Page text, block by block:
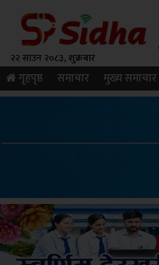
२२ साउन २०८३, शुक्रबार
गृहपृष्ठ समाचार मुख्य समाचार